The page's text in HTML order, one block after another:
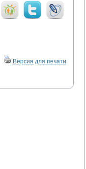
Версия для печати